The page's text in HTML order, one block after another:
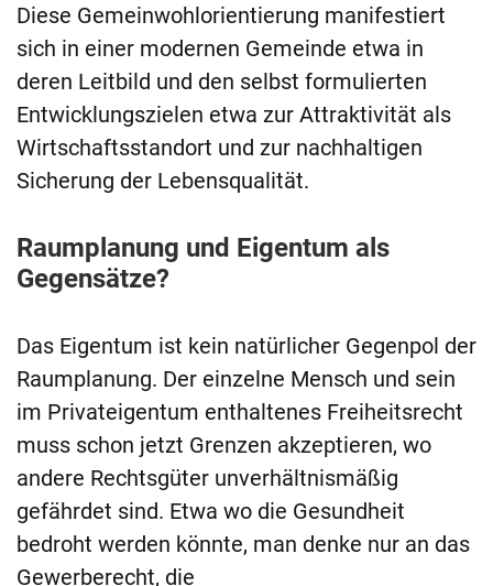
Diese Gemeinwohlorientierung manifestiert
sich in einer modernen Gemeinde etwa in
deren Leitbild und den selbst formulierten
Entwicklungszielen etwa zur Attraktivität als
Wirtschaftsstandort und zur nachhaltigen
Sicherung der Lebensqualität.
Raumplanung und Eigentum als
Gegensätze?
Das Eigentum ist kein natürlicher Gegenpol der
Raumplanung. Der einzelne Mensch und sein
im Privateigentum enthaltenes Freiheitsrecht
muss schon jetzt Grenzen akzeptieren, wo
andere Rechtsgüter unverhältnismäßig
gefährdet sind. Etwa wo die Gesundheit
bedroht werden könnte, man denke nur an das
Gewerberecht, die